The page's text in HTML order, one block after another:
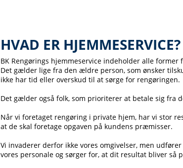
HVAD ER HJEMMESERVICE?
BK Rengørings hjemmeservice indeholder alle
Det gælder lige fra den ældre person, som ønsker
ikke har tid eller overskud til at sørge for rengøringen.
Det gælder også folk, som prioriterer at betale sig fra
Når vi foretaget rengøring i private hjem, har vi stor
at de skal foretage opgaven på kundens præmisser.
Vi invaderer derfor ikke vores omgivelser, men
vores personale og sørger for, at dit resultat bliver så